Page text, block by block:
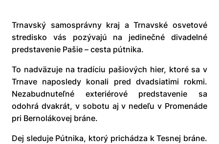
Trnavský samosprávny kraj a Trnavské osvetové
stredisko vás pozývajú na jedinečné divadelné
predstavenie Pašie – cesta pútnika.
To nadväzuje na tradíciu pašiových hier, ktoré sa v
Trnave naposledy konali pred dvadsiatimi rokmi.
Nezabudnuteľné exteriérové predstavenie sa
odohrá dvakrát, v sobotu aj v nedeľu v Promenáde
pri Bernolákovej bráne.
Dej sleduje Pútnika, ktorý prichádza k Tesnej bráne.